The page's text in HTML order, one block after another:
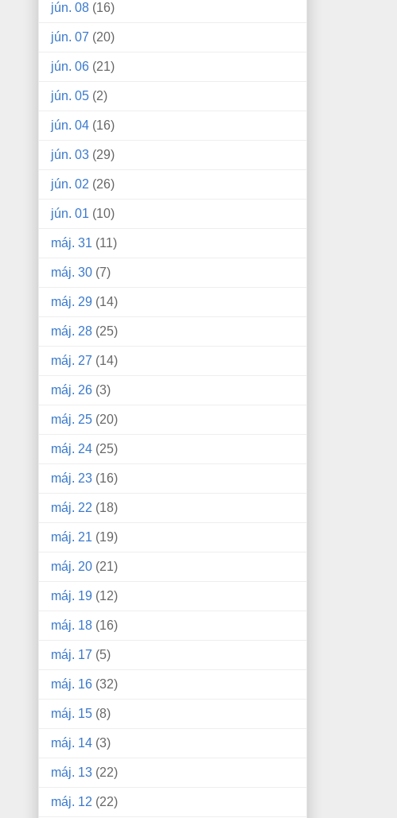
jún. 08 (16)
jún. 07 (20)
jún. 06 (21)
jún. 05 (2)
jún. 04 (16)
jún. 03 (29)
jún. 02 (26)
jún. 01 (10)
máj. 31 (11)
máj. 30 (7)
máj. 29 (14)
máj. 28 (25)
máj. 27 (14)
máj. 26 (3)
máj. 25 (20)
máj. 24 (25)
máj. 23 (16)
máj. 22 (18)
máj. 21 (19)
máj. 20 (21)
máj. 19 (12)
máj. 18 (16)
máj. 17 (5)
máj. 16 (32)
máj. 15 (8)
máj. 14 (3)
máj. 13 (22)
máj. 12 (22)